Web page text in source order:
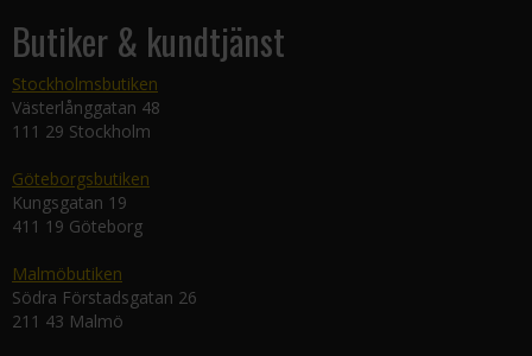
Butiker & kundtjänst
Stockholmsbutiken
Västerlånggatan 48
111 29 Stockholm
Göteborgsbutiken
Kungsgatan 19
411 19 Göteborg
Malmöbutiken
Södra Förstadsgatan 26
211 43 Malmö